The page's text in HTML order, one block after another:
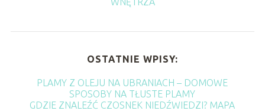
OSTATNIE WPISY:
PLAMY Z OLEJU NA UBRANIACH – DOMOWE
SPOSOBY NA TŁUSTE PLAMY
GDZIE ZNALEŹĆ CZOSNEK NIEDŹWIEDZI? MAPA